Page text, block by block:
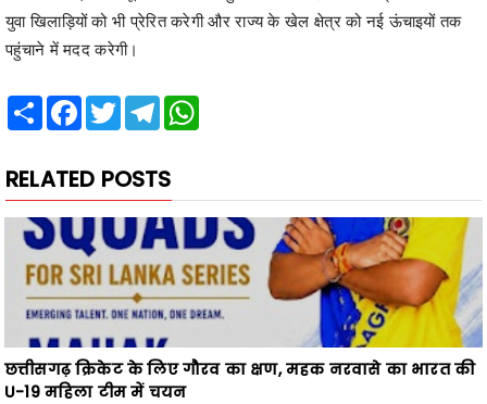
युवा खिलाड़ियों को भी प्रेरित करेगी और राज्य के खेल क्षेत्र को नई ऊंचाइयों तक
पहुंचाने में मदद करेगी।
Share Facebook
TwitterTelegram
RELATED POSTS
छत्तीसगढ़ क्रिकेट के लिए गौरव का क्षण, महक नरवासे का भारत की
U-19 महिला टीम में चयन